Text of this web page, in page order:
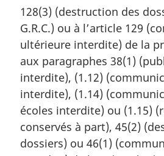
n
a
e
:
128(3) (destruction des
G.R.C.) ou à l’article 129
ultérieure interdite) de la
aux paragraphes 38(1)
interdite), (1.12)
interdite), (1.14)
écoles interdite) ou (1.15)
conservés à part), 45(2)
dossiers) ou 46(1)